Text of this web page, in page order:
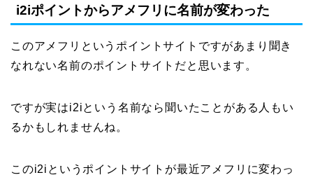
i2iポイントからアメフリに名前が変わった
このアメフリというポイントサイトですがあまり聞き
なれない名前のポイントサイトだと思います。
ですが実はi2iという名前なら聞いたことがある人もい
るかもしれませんね。
このi2iというポイントサイトが最近アメフリに変わっ